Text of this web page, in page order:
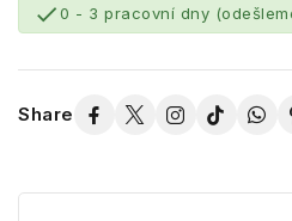
0 - 3 pracovní dny
Share